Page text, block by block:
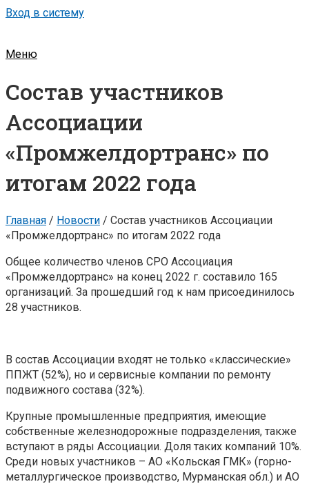
Вход в систему
Меню
Состав участников
Ассоциации
«Промжелдортранс» по
итогам 2022 года
Главная / Новости / Состав участников Ассоциации
«Промжелдортранс» по итогам 2022 года
Общее количество членов СРО Ассоциация
«Промжелдортранс» на конец 2022 г. составило 165
организаций. За прошедший год к нам присоединилось
28 участников.
В состав Ассоциации входят не только «классические»
ППЖТ (52%), но и сервисные компании по ремонту
подвижного состава (32%).
Крупные промышленные предприятия, имеющие
собственные железнодорожные подразделения, также
вступают в ряды Ассоциации. Доля таких компаний 10%.
Среди новых участников – АО «Кольская ГМК» (горно-
металлургическое производство, Мурманская обл.) и АО